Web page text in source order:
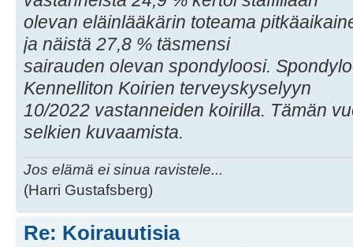
olevan eläinlääkärin toteama
ja näistä 27,8 % täsmensi
sairauden olevan spondyloosi.
Kennelliton Koirien terveyskyselyyn
10/2022 vastanneiden koirilla. Tämän
selkien kuvaamista.
Jos elämä ei sinua ravistele...
(Harri Gustafsberg)
Re: Koirauutisia